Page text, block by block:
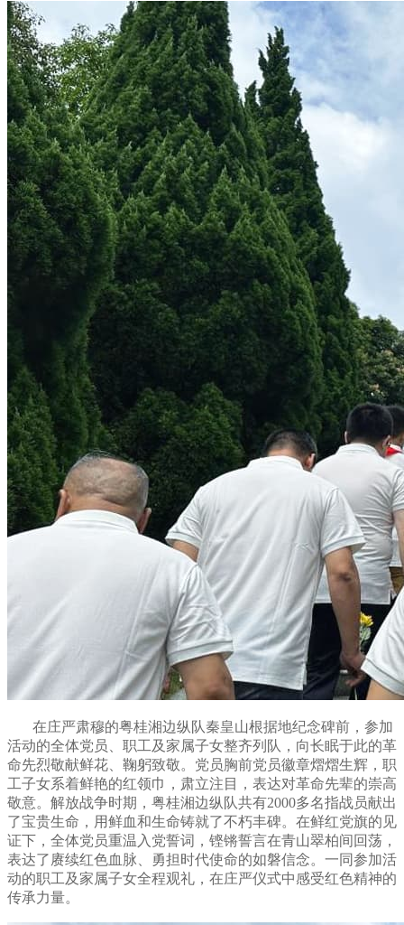
在庄严肃穆的粤桂湘边纵队秦皇山根据地纪念碑前，参加
活动的全体党员、职工及家属子女整齐列队，向长眠于此的革
命先烈敬献鲜花、鞠躬致敬。党员胸前党员徽章熠熠生辉，职
工子女系着鲜艳的红领巾，肃立注目，表达对革命先辈的崇高
敬意。解放战争时期，粤桂湘边纵队共有2000多名指战员献出
了宝贵生命，用鲜血和生命铸就了不朽丰碑。在鲜红党旗的见
证下，全体党员重温入党誓词，铿锵誓言在青山翠柏间回荡，
表达了赓续红色血脉、勇担时代使命的如磐信念。一同参加活
动的职工及家属子女全程观礼，在庄严仪式中感受红色精神的
传承力量。